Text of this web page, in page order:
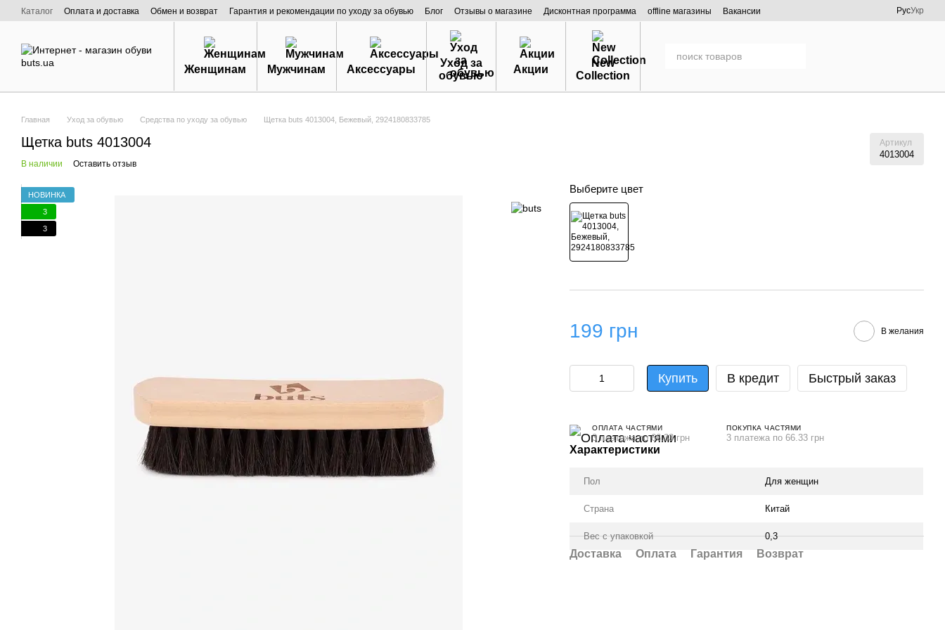
Перейти к основному контенту
Каталог Оплата и доставка Обмен и возврат Гарантия и рекомендации по уходу за обувью Блог Отзывы о магазине Дисконтная программа offline магазины
Вакансии
О нас
РусУкр
Женщинам Мужчинам Аксессуары
Уход за
обувью
Акции
New
Collection
Главная Уход за обувью Средства по уходу за обувью Щетка buts 4013004, Бежевый, 2924180833785
Щетка buts 4013004 Артикул
4013004
В наличии Оставить отзыв
НОВИНКА
3
3
Выберите цвет
199 грн В желания
Купить В кредит Быстрый заказ
ОПЛАТА ЧАСТЯМИ
3 платежа по 66.33 грн
ПОКУПКА ЧАСТЯМИ
3 платежа по 66.33 грн
Характеристики
Пол Для женщин
Страна Китай
Вес с упаковкой 0,3
Доставка Оплата Гарантия Возврат